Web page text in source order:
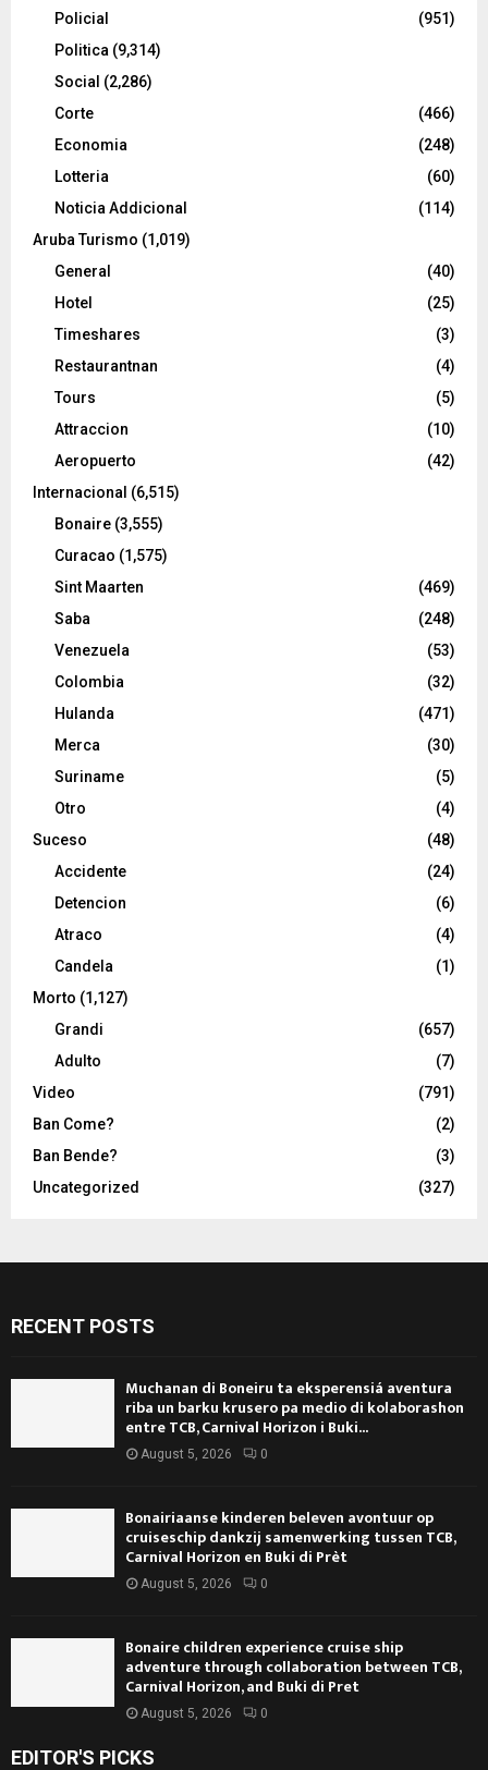
Policial
(951)
Politica (9,314)
Social (2,286)
Corte
(466)
Economia
(248)
Lotteria
(60)
Noticia Addicional
(114)
Aruba Turismo (1,019)
General
(40)
Hotel
(25)
Timeshares
(3)
Restaurantnan
(4)
Tours
(5)
Attraccion
(10)
Aeropuerto
(42)
Internacional (6,515)
Bonaire (3,555)
Curacao (1,575)
Sint Maarten
(469)
Saba
(248)
Venezuela
(53)
Colombia
(32)
Hulanda
(471)
Merca
(30)
Suriname
(5)
Otro
(4)
Suceso
(48)
Accidente
(24)
Detencion
(6)
Atraco
(4)
Candela
(1)
Morto (1,127)
Grandi
(657)
Adulto
(7)
Video
(791)
Ban Come?
(2)
Ban Bende?
(3)
Uncategorized
(327)
RECENT POSTS
Muchanan di Boneiru ta eksperensiá aventura
riba un barku krusero pa medio di kolaborashon
entre TCB, Carnival Horizon i Buki...
August 5, 2026 0
Bonairiaanse kinderen beleven avontuur op
cruiseschip dankzij samenwerking tussen TCB,
Carnival Horizon en Buki di Prèt
August 5, 2026 0
Bonaire children experience cruise ship
adventure through collaboration between TCB,
Carnival Horizon, and Buki di Pret
August 5, 2026 0
EDITOR'S PICKS